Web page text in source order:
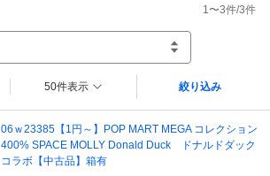
1 〜3件/3件
50件表示 絞り込み
06ｗ23385【1円～】POP MART MEGA コレクション
400% SPACE MOLLY Donald Duck ドナルドダック
コラボ【中古品】箱有